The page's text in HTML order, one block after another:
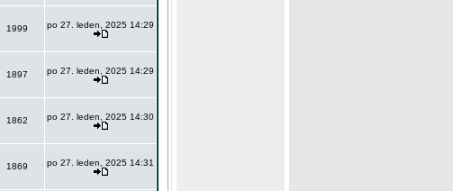
1999 po 27. leden, 2025 14:29
1897 po 27. leden, 2025 14:29
1862 po 27. leden, 2025 14:30
1869 po 27. leden, 2025 14:31